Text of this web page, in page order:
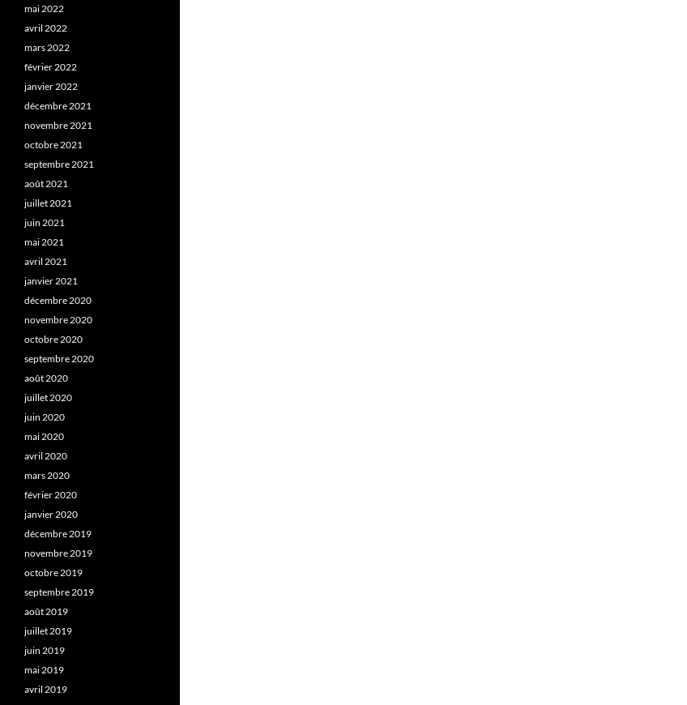
mai 2022
avril 2022
mars 2022
février 2022
janvier 2022
décembre 2021
novembre 2021
octobre 2021
septembre 2021
août 2021
juillet 2021
juin 2021
mai 2021
avril 2021
janvier 2021
décembre 2020
novembre 2020
octobre 2020
septembre 2020
août 2020
juillet 2020
juin 2020
mai 2020
avril 2020
mars 2020
février 2020
janvier 2020
décembre 2019
novembre 2019
octobre 2019
septembre 2019
août 2019
juillet 2019
juin 2019
mai 2019
avril 2019